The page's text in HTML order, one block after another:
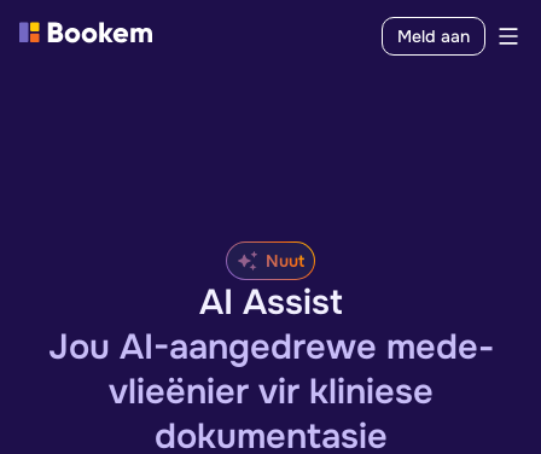
Meld aan
Nuut
AI Assist
Jou AI-aangedrewe mede-
vlieënier vir kliniese
dokumentasie